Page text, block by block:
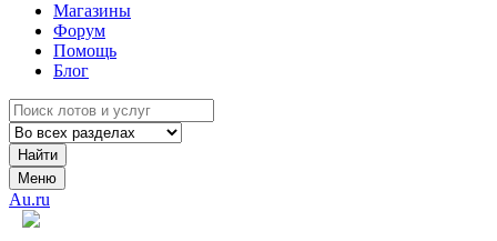
Магазины
Форум
Помощь
Блог
Найти
Меню
Au.ru